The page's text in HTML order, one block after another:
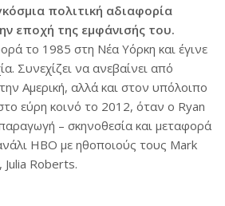
πολιτική αδιαφορία
εποχή της εμφάνισής του.
το 1985 στη Νέα Υόρκη και έγινε
Συνεχίζει να ανεβαίνει από
Αμερική, αλλά και στον υπόλοιπο
εύρη κοινό το 2012, όταν ο Ryan
– σκηνοθεσία και μεταφορά
HBO με ηθοποιούς τους Mark
Roberts.